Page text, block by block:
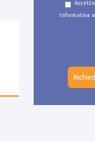
Informativa